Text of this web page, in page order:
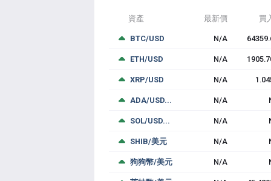
資產 最新價 買
BTC/USD N/A
ETH/USD N/A
XRP/USD N/A
ADA/USD... N/A
SOL/USD... N/A
SHIB/美元 N/A
狗狗幣/美元 N/A